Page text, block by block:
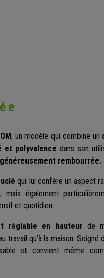
, un modèle qui combine un
et polyvalence dans son
rembourrée.
qui lui confère un aspect
, mais également
et quotidien.
réglable en hauteur de
travail qu’à la maison. Soigné
et convient même